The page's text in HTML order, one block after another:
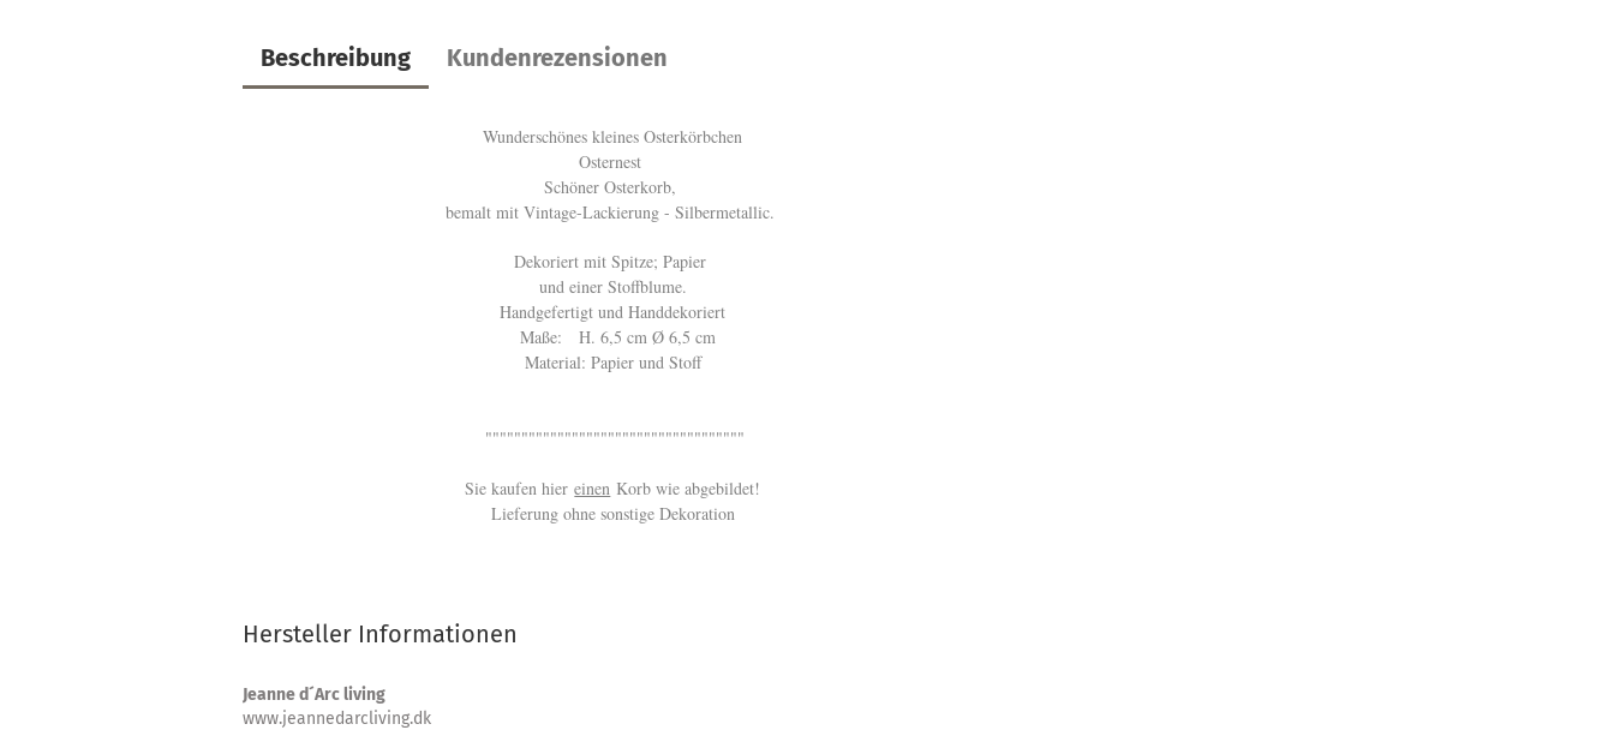
Beschreibung Kundenrezensionen
Wunderschönes kleines Osterkörbchen
Osternest
Schöner Osterkorb,
bemalt mit Vintage-Lackierung - Silbermetallic.
Dekoriert mit Spitze; Papier
und einer Stoffblume.
Handgefertigt und Handdekoriert
Maße: H. 6,5 cm Ø 6,5 cm
Material: Papier und Stoff
""""""""""""""""""""""""""""""""""""
Sie kaufen hiereinen Korb wie abgebildet!
Lieferung ohne sonstige Dekoration
Hersteller Informationen
Jeanne d´Arc living
www.jeannedarcliving.dk